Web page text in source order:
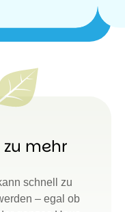
mehr
schnell zu
– egal ob